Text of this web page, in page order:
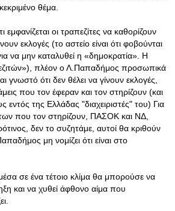
θέμα.
οι τραπεζίτες να καθορίζουν
εκλογές (το αστείο είναι ότι φοβούνται
να μην καταλυθεί η «δημοκρατία». Η
πλέον ο Λ.Παπαδήμος προσωπικά
γνωστό ότι δεν θέλει να γίνουν εκλογές,
που τον έφεραν και τον στηρίζουν (και
εντός της Ελλάδας "διαχειριστές" του) Για
που τον στηρίζουν, ΠΑΣΟΚ και ΝΔ,
δεν το συζητάμε, αυτοί θα κριθούν
μη νομίζει ότι είναι στο
σε ένα τέτοιο κλίμα θα μπορούσε να
και να χυθεί άφθονο αίμα που